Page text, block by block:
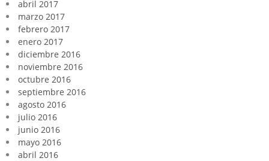
abril 2017
marzo 2017
febrero 2017
enero 2017
diciembre 2016
noviembre 2016
octubre 2016
septiembre 2016
agosto 2016
julio 2016
junio 2016
mayo 2016
abril 2016